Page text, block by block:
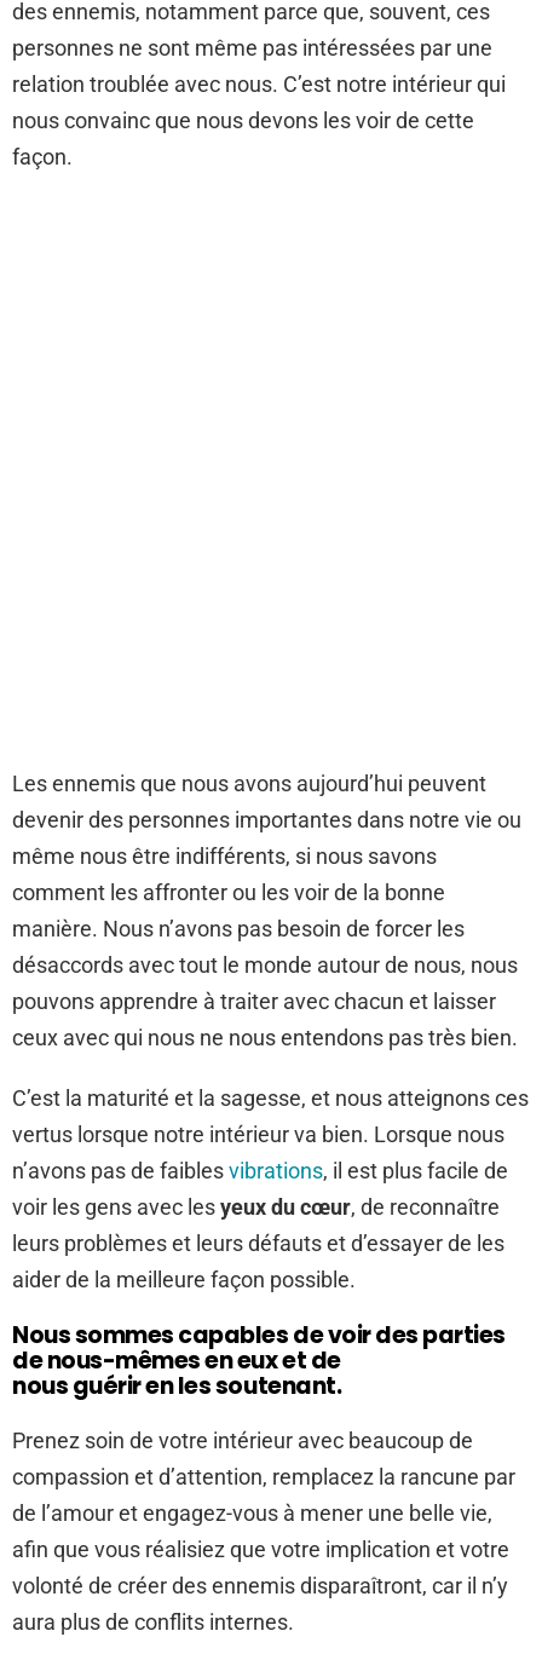
des ennemis, notamment parce que, souvent, ces
personnes ne sont même pas intéressées par une
relation troublée avec nous. C’est notre intérieur qui
nous convainc que nous devons les voir de cette
façon.
Les ennemis que nous avons aujourd’hui peuvent
devenir des personnes importantes dans notre vie ou
même nous être indifférents, si nous savons
comment les affronter ou les voir de la bonne
manière. Nous n’avons pas besoin de forcer les
désaccords avec tout le monde autour de nous, nous
pouvons apprendre à traiter avec chacun et laisser
ceux avec qui nous ne nous entendons pas très bien.
C’est la maturité et la sagesse, et nous atteignons ces
vertus lorsque notre intérieur va bien. Lorsque nous
n’avons pas de faiblesvibrations, il est plus facile de
voir les gens avec lesyeux du cœur, de reconnaître
leurs problèmes et leurs défauts et d’essayer de les
aider de la meilleure façon possible.
Nous sommes capables de voir des parties
de nous-mêmes en eux et de
nous guérir en les soutenant.
Prenez soin de votre intérieur avec beaucoup de
compassion et d’attention, remplacez la rancune par
de l’amour et engagez-vous à mener une belle vie,
afin que vous réalisiez que votre implication et votre
volonté de créer des ennemis disparaîtront, car il n’y
aura plus de conflits internes.